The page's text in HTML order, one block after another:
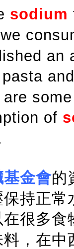
sodium
an
of
基金會的
持正
在很多食
，在